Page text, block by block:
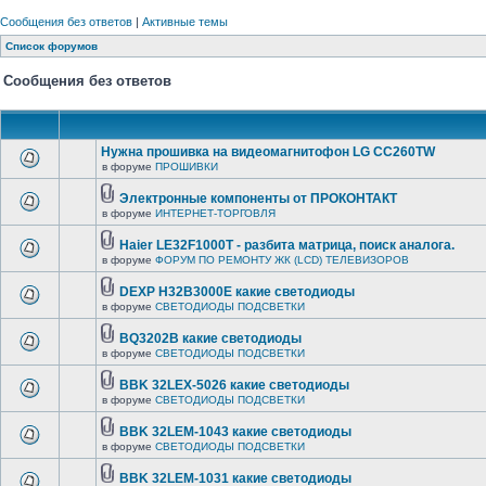
Сообщения без ответов | Активные темы
Список форумов
Сообщения без ответов
Нужна прошивка на видеомагнитофон LG CC260TW
в форуме ПРОШИВКИ
Электронные компоненты от ПРОКОНТАКТ
в форуме ИНТЕРНЕТ-ТОРГОВЛЯ
Haier LE32F1000T - разбита матрица, поиск аналога.
в форуме ФОРУМ ПО РЕМОНТУ ЖК (LCD) ТЕЛЕВИЗОРОВ
DEXP H32B3000E какие светодиоды
в форуме СВЕТОДИОДЫ ПОДСВЕТКИ
BQ3202B какие светодиоды
в форуме СВЕТОДИОДЫ ПОДСВЕТКИ
BBK 32LEX-5026 какие светодиоды
в форуме СВЕТОДИОДЫ ПОДСВЕТКИ
BBK 32LEM-1043 какие светодиоды
в форуме СВЕТОДИОДЫ ПОДСВЕТКИ
BBK 32LEM-1031 какие светодиоды